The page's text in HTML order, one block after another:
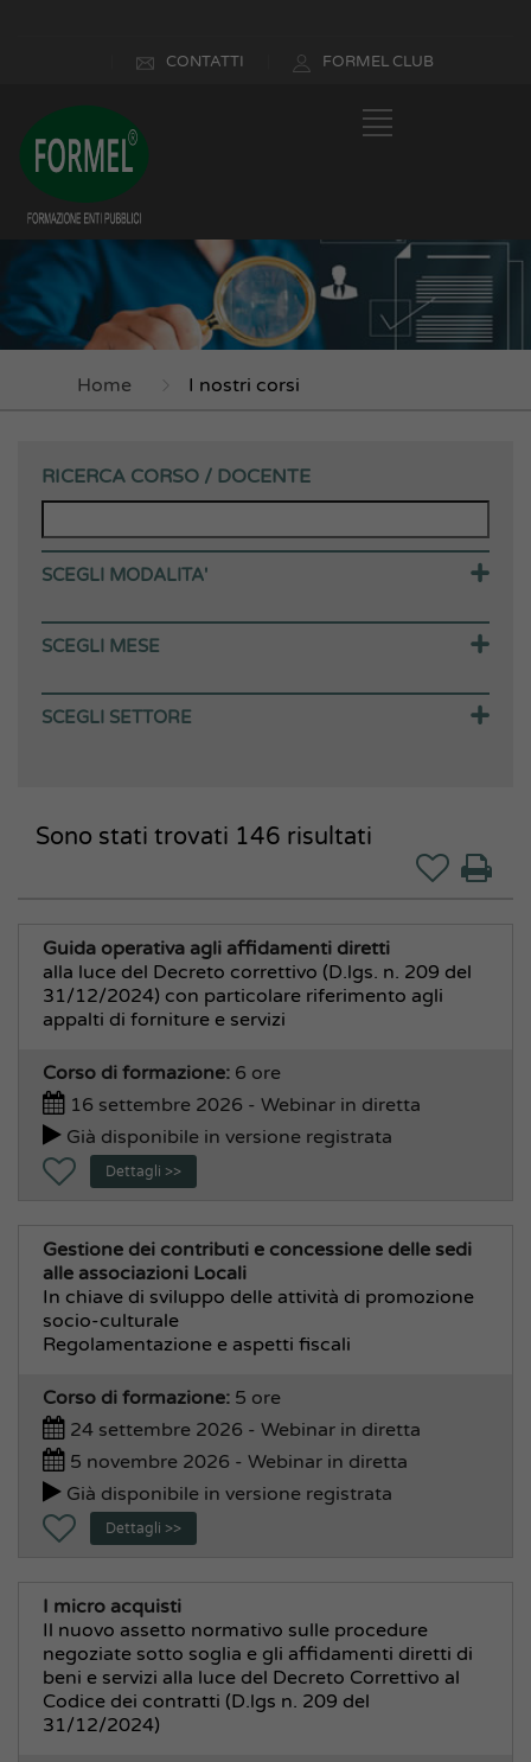
CONTATTI FORMEL CLUB
Home I nostri corsi
RICERCA CORSO / DOCENTE
SCEGLI MODALITA'
Corsi in aula
Webinar (in diretta)
Webinar (in differita)
Corsi E-learning
Corsi gratuiti
SCEGLI MESE
Agosto 2026
Settembre 2026
Dicembre 2026
SCEGLI SETTORE
Anticorruzione e Privacy
Aziende Speciali Partecipate
CUG
Direzione Generale
Informatica, Statistica, Ced
Legale, Avvocatura, Giuridico, Penale
Office 365
Soft Skill, Comunicazione, Urp
Stazioni Appaltanti
Transizione Digitale
Cultura, Sport, Turismo
Edilizia Residenziale Pubblica
Museo e Teatri
Pubblica Istruzione, Asili Nido
Servizi Cimiteriali
Servizi Sociali, alla Persona
Area Finanziaria e Personale
Bilancio e Contabilità
Economato, Acquisti
Sono stati trovati 146 risultati
Guida operativa agli affidamenti diretti
alla luce del Decreto correttivo (D.lgs. n. 209 del
31/12/2024) con particolare riferimento agli
appalti di forniture e servizi
Corso di formazione: 6 ore
16 settembre 2026 - Webinar in diretta
Già disponibile in versione registrata
Dettagli >>
Gestione dei contributi e concessione delle sedi
alle associazioni Locali
In chiave di sviluppo delle attività di promozione
socio-culturale
Regolamentazione e aspetti fiscali
Corso di formazione: 5 ore
24 settembre 2026 - Webinar in diretta
5 novembre 2026 - Webinar in diretta
Già disponibile in versione registrata
Dettagli >>
I micro acquisti
Il nuovo assetto normativo sulle procedure
negoziate sotto soglia e gli affidamenti diretti di
beni e servizi alla luce del Decreto Correttivo al
Codice dei contratti (D.lgs n. 209 del
31/12/2024)